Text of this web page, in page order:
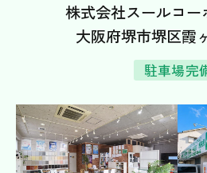
株式会社スールコー
大阪府堺市堺区霞
駐車場完